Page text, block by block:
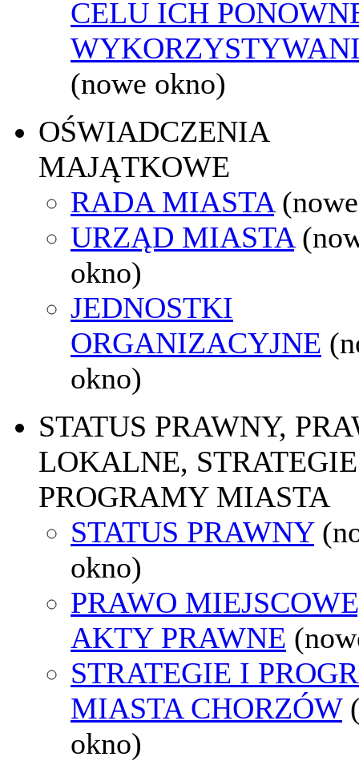
CELU ICH
(nowe okno)
OŚWIADCZENIA
MAJĄTKOWE
RADA MIASTA
URZĄD MIASTA
okno)
JEDNOSTKI
ORGANIZACYJNE
okno)
STATUS PRAWNY,
LOKALNE,
PROGRAMY MIASTA
STATUS PRAWNY
okno)
PRAWO
AKTY PRAWNE
STRATEGIE I
MIASTA CHORZÓW
okno)